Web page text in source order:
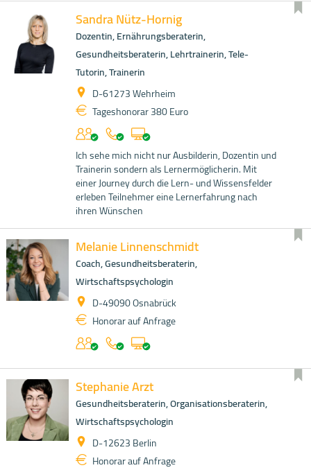
Sandra Nütz-Hornig
Dozentin, Ernährungsberaterin,
Gesundheitsberaterin, Lehrtrainerin, Tele-
Tutorin, Trainerin
D-61273 Wehrheim
Tageshonorar 380 Euro
Ich sehe mich nicht nur Ausbilderin, Dozentin und
Trainerin sondern als Lernermöglicherin. Mit
einer Journey durch die Lern- und Wissensfelder
erleben Teilnehmer eine Lernerfahrung nach
ihren Wünschen
Melanie Linnenschmidt
Coach, Gesundheitsberaterin,
Wirtschaftspsychologin
D-49090 Osnabrück
Honorar auf Anfrage
Stephanie Arzt
Gesundheitsberaterin, Organisationsberaterin,
Wirtschaftspsychologin
D-12623 Berlin
Honorar auf Anfrage